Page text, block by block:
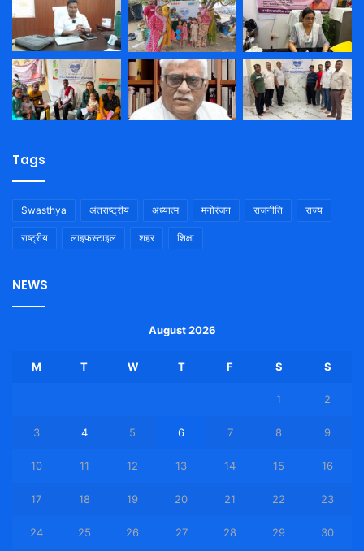
Tags
Swasthya अंतराष्ट्रीय अध्यात्म मनोरंजन राजनीति राज्य
राष्ट्रीय लाइफस्टाइल शहर शिक्षा
NEWS
August 2026
M T W T F S S
1 2
3 4 5 6 7 8 9
10 11 12 13 14 15 16
17 18 19 20 21 22 23
24 25 26 27 28 29 30